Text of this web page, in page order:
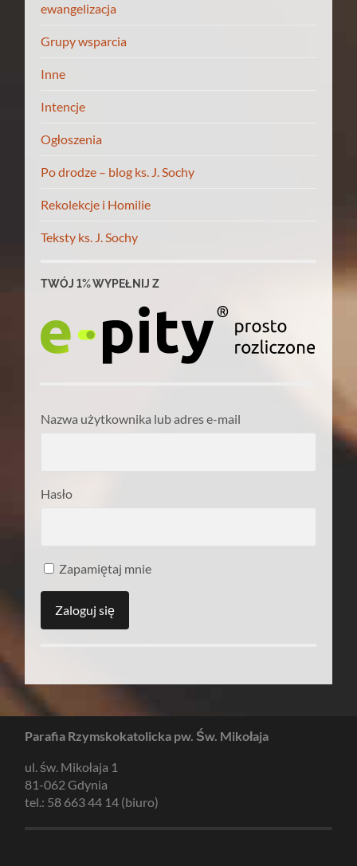
ewangelizacja
Grupy wsparcia
Inne
Intencje
Ogłoszenia
Po drodze – blog ks. J. Sochy
Rekolekcje i Homilie
Teksty ks. J. Sochy
TWÓJ 1% WYPEŁNIJ Z
Nazwa użytkownika lub adres e-mail
Hasło
Zapamiętaj mnie
Parafia Rzymskokatolicka pw. Św. Mikołaja
ul. św. Mikołaja 1
81-062 Gdynia
tel.: 58 663 44 14 (biuro)